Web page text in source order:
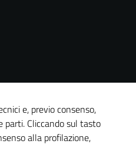
e, previo consenso,
parti. Cliccando sul tasto
alla profilazione,